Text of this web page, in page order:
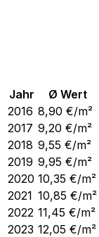
Jahr Ø Wert
2016 8,90 €/m²
2017 9,20 €/m²
2018 9,55 €/m²
2019 9,95 €/m²
2020 10,35 €/m²
2021 10,85 €/m²
2022 11,45 €/m²
2023 12,05 €/m²